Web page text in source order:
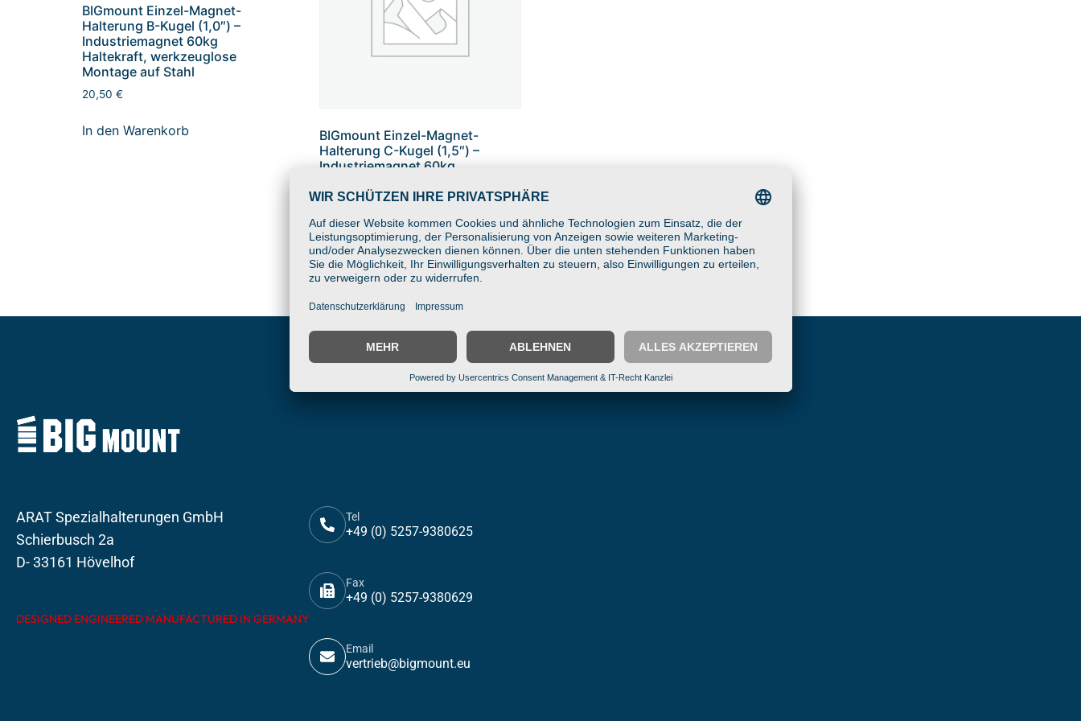
BIGmount Einzel-Magnet-
Halterung B-Kugel (1,0″) –
Industriemagnet 60kg
Haltekraft, werkzeuglose
Montage auf Stahl
20,50 €
In den Warenkorb
BIGmount Einzel-Magnet-
Halterung C-Kugel (1,5″) –
Industriemagnet 60kg
Montage auf Stahl
23,75€
In den Warenkorb
ARAT Spezialhalterungen GmbH
Schierbusch 2a
D- 33161 Hövelhof
DESIGNED ENGINEERED MANUFACTURED IN GERMANY
Tel
+49 (0) 5257-9380625
Fax
+49 (0) 5257-9380629
Email
vertrieb@bigmount.eu